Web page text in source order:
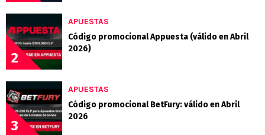
2
APUESTAS
Código promocional Appuesta (válido en Abril
2026)
3
APUESTAS
Código promocional BetFury: válido en Abril
2026